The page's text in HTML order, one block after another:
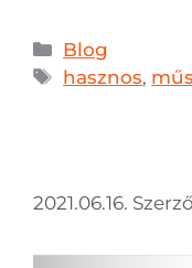
Blog
hasznos,
2021.06.16.